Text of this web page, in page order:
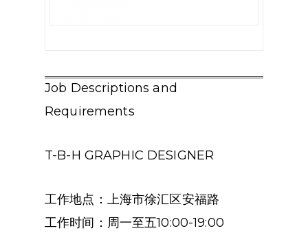
Job Descriptions and
Requirements
T-B-H GRAPHIC DESIGNER
工作地点：上海市徐汇区安福路
工作时间：周一至五10:00-19:00